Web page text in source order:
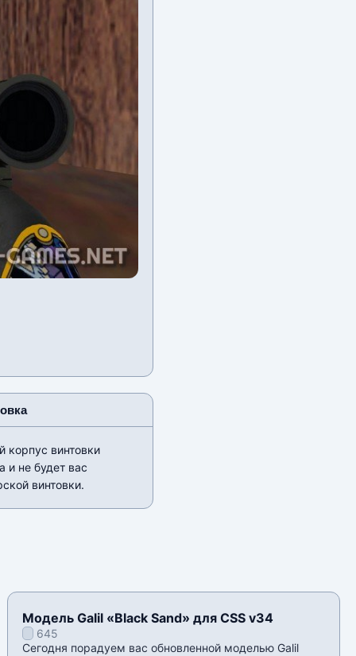
винтовки
не будет вас
винтовки.
Модель Galil «Black Sand» для CSS v34
645
Сегодня порадуем вас обновленной моделью Galil